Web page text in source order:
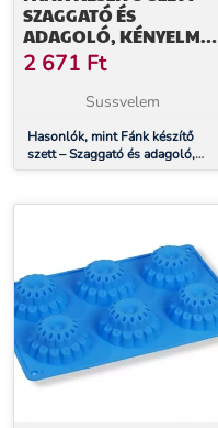
SZAGGATÓ ÉS
ADAGOLÓ, KÉNYELMES
ÉS PRAKTIKUS
2 671 Ft
Sussvelem
Hasonlók, mint Fánk készítő
szett – Szaggató és adagoló,
Kényelmes és praktikus